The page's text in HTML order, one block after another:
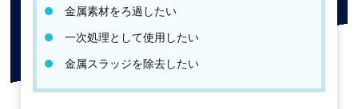
金属素材をろ過したい
一次処理として使用したい
金属スラッジを除去したい